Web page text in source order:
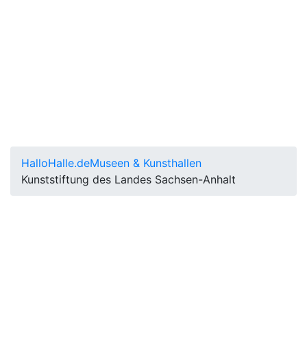
HalloHalle.deMuseen & Kunsthallen
Kunststiftung des Landes Sachsen-Anhalt